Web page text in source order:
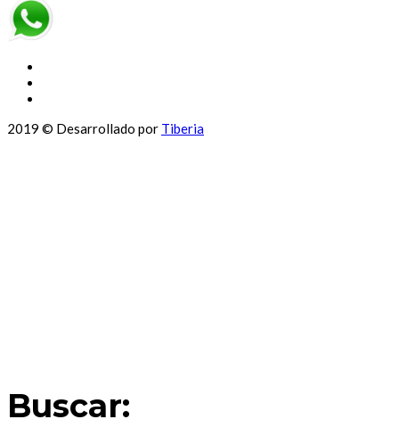
2019 © Desarrollado por Tiberia
Buscar: